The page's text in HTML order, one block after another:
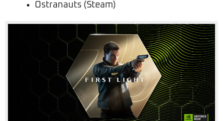
Ostranauts (Steam)